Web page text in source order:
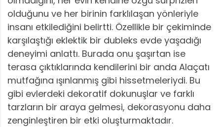
olduğunu ve her birinin farklılaşan yönleriyle
insanı etkilediğini belirtti. Özellikle bir çekiminde
karşılaştığı eklektik bir dubleks evde yaşadığı
deneyimi anlattı. Burada onu şaşırtan ise
terasa çıktıklarında kendilerini bir anda Alaçatı
mutfağına ışınlanmış gibi hissetmeleriydi. Bu
gibi evlerdeki dekoratif dokunuşlar ve farklı
tarzların bir araya gelmesi, dekorasyonu daha
zenginleştiren bir etki oluşturmaktadır.